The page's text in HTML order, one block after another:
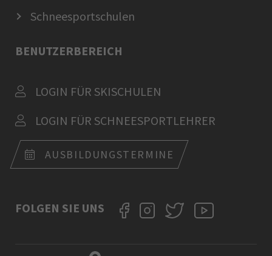
Schneesportschulen
BENUTZERBEREICH
LOGIN FÜR SKISCHULEN
LOGIN FÜR SCHNEESPORTLEHRER
AUSBILDUNGSTERMINE
FOLGEN SIE UNS